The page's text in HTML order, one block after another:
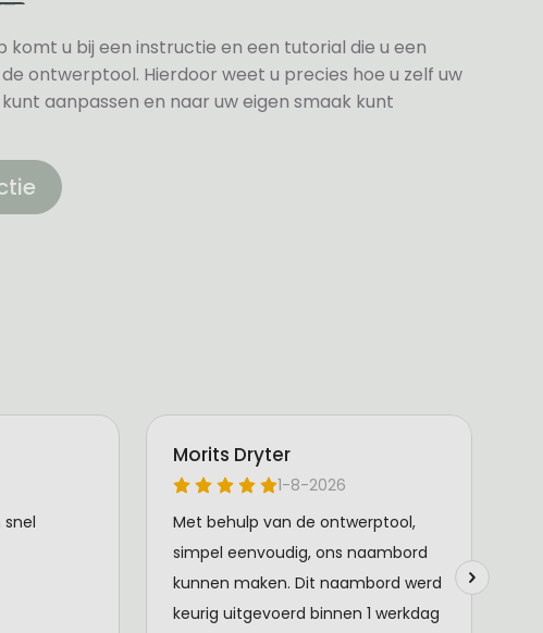
komt u bij een instructie en een tutorial die u een
ontwerptool. Hierdoor weet u precies hoe u zelf uw
aanpassen en naar uw eigen smaak kunt